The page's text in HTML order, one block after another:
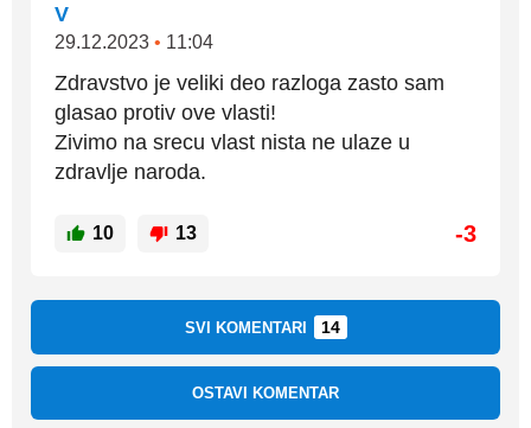
V
29.12.2023 • 11:04
Zdravstvo je veliki deo razloga zasto sam
glasao protiv ove vlasti!
Zivimo na srecu vlast nista ne ulaze u
zdravlje naroda.
10 13 -3
SVI KOMENTARI 14
OSTAVI KOMENTAR